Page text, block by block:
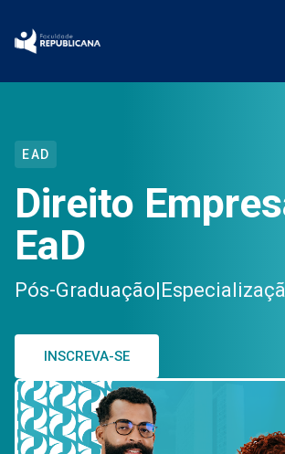
EAD
Direito
EaD
Pós-Graduação|
INSCREVA-SE